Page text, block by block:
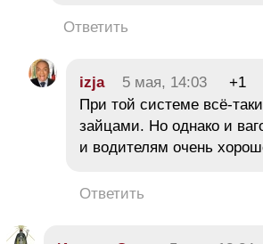
Ответить
izja 5 мая, 14:03
+1
При той системе всё-
зайцами. Но однако и
и водителям очень
Ответить